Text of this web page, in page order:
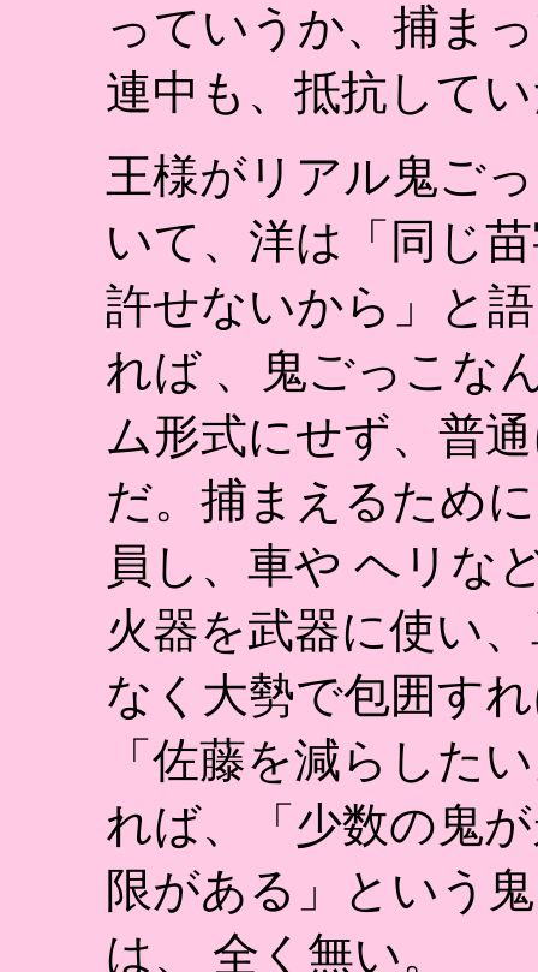
っていうか、捕ま
連中も、抵抗して
王様がリアル鬼ご
いて、洋は「同じ
許せないから」と
れば 、鬼ごっこな
ム形式にせず、普
だ。捕まえるため
員し、車や ヘリな
火器を武器に使い
なく大勢で包囲す
「佐藤を減らした
れば、「少数の鬼
限がある」という
は、 全く無い。